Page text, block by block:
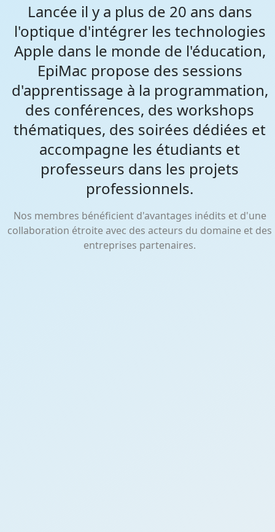
Lancée il y a plus de 20 ans dans
l'optique d'intégrer les technologies
Apple dans le monde de l'éducation,
EpiMac propose des sessions
d'apprentissage à la programmation,
des conférences, des workshops
thématiques, des soirées dédiées et
accompagne les étudiants et
professeurs dans les projets
professionnels.
Nos membres bénéficient d'avantages inédits et d'une
collaboration étroite avec des acteurs du domaine et des
entreprises partenaires.